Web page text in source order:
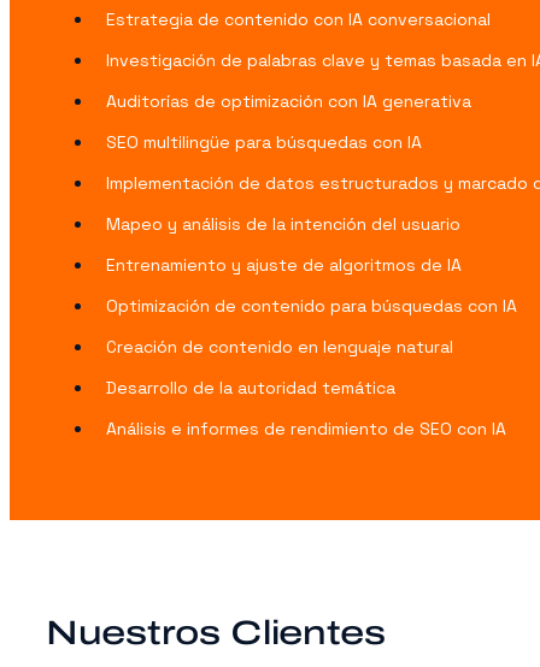
Estrategia de contenido con IA conversacional
Investigación de palabras clave y temas basada en
Auditorías de optimización con IA generativa
SEO multilingüe para búsquedas con IA
Implementación de datos estructurados y marcado
Mapeo y análisis de la intención del usuario
Entrenamiento y ajuste de algoritmos de IA
Optimización de contenido para búsquedas con IA
Creación de contenido en lenguaje natural
Desarrollo de la autoridad temática
Análisis e informes de rendimiento de SEO con IA
Nuestros Clientes